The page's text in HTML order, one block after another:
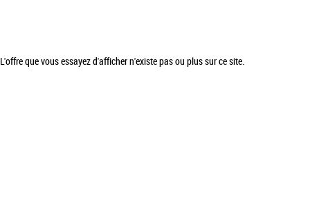
L'offre que vous essayez d'afficher n'existe pas ou plus sur ce site.